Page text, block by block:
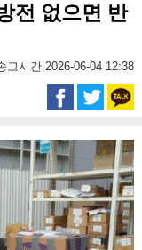
전 없으면 반
고시간 2026-06-04 12:38